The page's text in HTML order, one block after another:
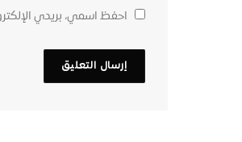
احفظ اسمي، بريدي